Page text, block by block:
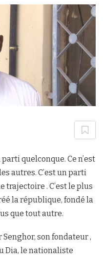
quelconque. Ce n’est
autres. C’est un parti
trajectoire . C’est le plus
la république, fondé la
que tout autre.
Senghor, son fondateur ,
Dia, le nationaliste